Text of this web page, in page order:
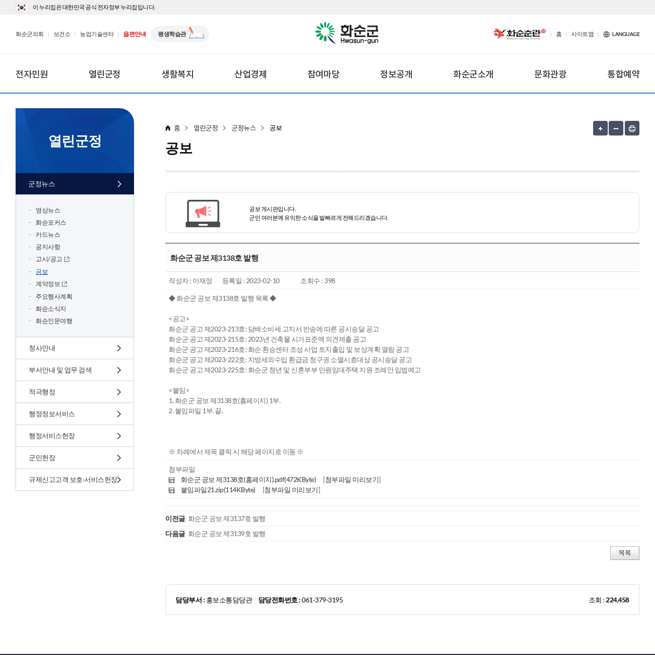
이 누리집은 대한민국 공식 전자정부 누리집입니다.
화순군의회 보건소 농업기술센터 읍면안내 평생학습관 홈 사이트맵 LANGUAGE
전자민원 열린군정 생활복지 산업경제 참여마당 정보공개 화순군소개 문화관광 통합예약
열린군정
군정뉴스
영상뉴스
화순포커스
카드뉴스
공지사항
고시/공고
공보
계약정보
주요행사계획
화순소식지
화순인문여행
청사안내
부서안내 및 업무 검색
적극행정
행정정보서비스
행정서비스헌장
군민헌장
규제신고고객 보호·서비스헌장
홈 열린군정 군정뉴스 공보
공보
공보 게시판입니다.
군민 여러분께 유익한 소식을 발빠르게 전해드리겠습니다.
화순군 공보 제3138호 발행
작성자 : 이재정 등록일 : 2023-02-10 조회수 : 398
◆ 화순군 공보 제3138호 발행 목록 ◆
<공고>
화순군 공고 제2023-213호: 담배소비세 고지서 반송에 따른 공시송달 공고
화순군 공고 제2023-215호: 2023년 건축물 시가표준액 의견제출 공고
화순군 공고 제2023-216호: 화순 환승센터 조성 사업 토지출입 및 보상계획 열람 공고
화순군 공고 제2023-222호: 지방세외수입 환급금 청구권 소멸시효대상 공시송달 공고
화순군 공고 제2023-225호: 화순군 청년 및 신혼부부 만원임대주택 지원 조례안 입법예고
<붙임>
1. 화순군 공보 제3138호(홈페이지) 1부.
2. 붙임파일 1부. 끝.
※ 차례에서 제목 클릭 시 해당 페이지로 이동 ※
첨부파일
화순군 공보 제3138호(홈페이지).pdf(472KByte)[첨부파일 미리보기]
붙임파일21.zip(114KByte)[첨부파일 미리보기]
이전글 화순군 공보 제3137호 발행
다음글 화순군 공보 제3139호 발행
담당부서 : 홍보소통담당관 담당전화번호 :061-379-3195 조회 : 224,458